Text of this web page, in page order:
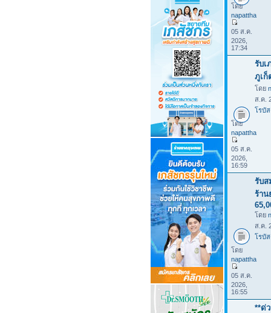
โดย
napattha
05 ส.ค.
2026,
17:34
รับเ
ภูเก็
โดย
ส.ค.
โรบั
โดย
napattha
05 ส.ค.
2026,
16:59
รับส
ร้าน
โดย
ส.ค.
โรบั
โดย
napattha
05 ส.ค.
2026,
16:55
**ด่